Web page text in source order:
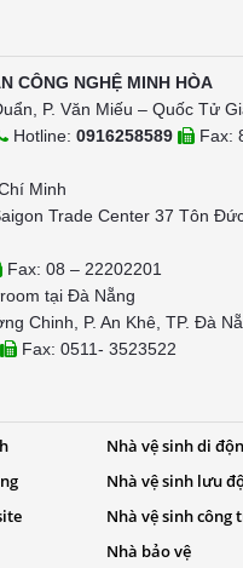
CÔNG NGHỆ MINH HÒA
P. Văn Miếu – Quốc Tử
Hotline: 0916258589
Fax:
Minh
Trade Center 37 Tôn
Fax: 08 – 22202201
tại Đà Nẵng
Chinh, P. An Khê, TP. Đà
Fax: 0511- 3523522
Nhà vệ sinh di
Nhà vệ sinh lưu
Nhà vệ sinh công
Nhà bảo vệ